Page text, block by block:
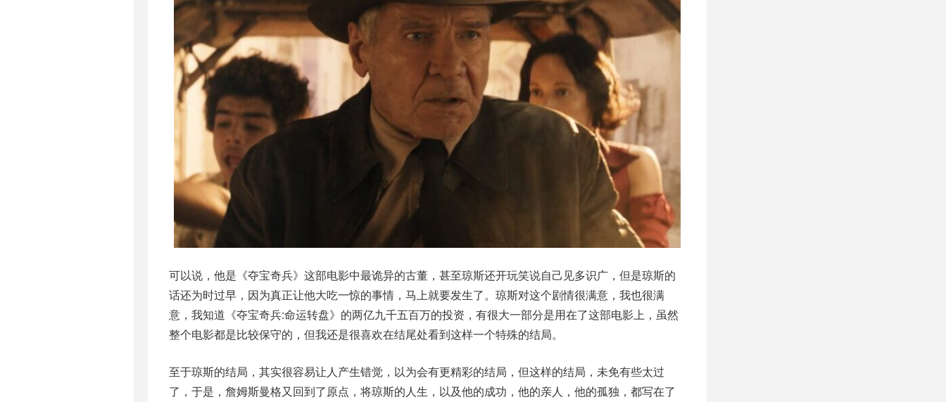
可以说，他是《夺宝奇兵》这部电影中最诡异的古董，甚至琼斯还开玩笑说自己见多识广，但是琼斯的
话还为时过早，因为真正让他大吃一惊的事情，马上就要发生了。琼斯对这个剧情很满意，我也很满
意，我知道《夺宝奇兵:命运转盘》的两亿九千五百万的投资，有很大一部分是用在了这部电影上，虽然
整个电影都是比较保守的，但我还是很喜欢在结尾处看到这样一个特殊的结局。
至于琼斯的结局，其实很容易让人产生错觉，以为会有更精彩的结局，但这样的结局，未免有些太过
了，于是，詹姆斯曼格又回到了原点，将琼斯的人生，以及他的成功，他的亲人，他的孤独，都写在了